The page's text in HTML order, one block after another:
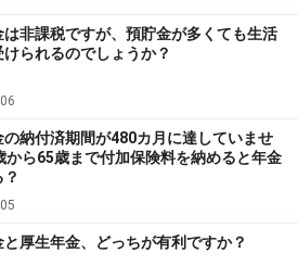
は非課税ですが、預貯金が多くても生活
られるのでしょうか？
の納付済期間が480カ月に達していませ
から65歳まで付加保険料を納めると年金
と厚生年金、どっちが有利ですか？